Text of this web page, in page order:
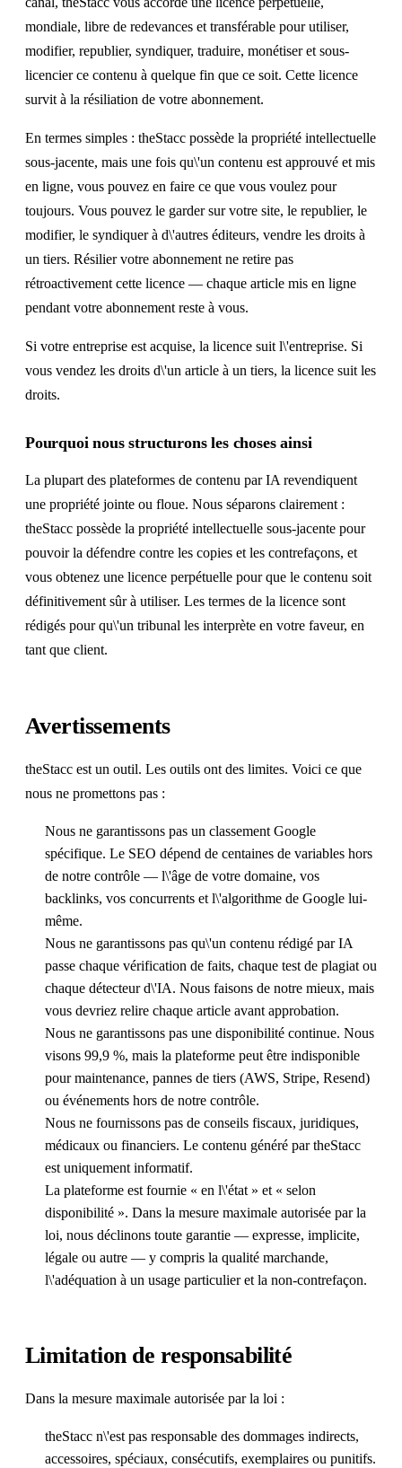
mondiale, libre de redevances et transférable pour utiliser,
modifier, republier, syndiquer, traduire, monétiser et sous-
licencier ce contenu à quelque fin que ce soit. Cette licence
survit à la résiliation de votre abonnement.
En termes simples : theStacc possède la propriété intellectuelle
sous-jacente, mais une fois qu\'un contenu est approuvé et mis
en ligne, vous pouvez en faire ce que vous voulez pour
toujours. Vous pouvez le garder sur votre site, le republier, le
modifier, le syndiquer à d\'autres éditeurs, vendre les droits à
un tiers. Résilier votre abonnement ne retire pas
rétroactivement cette licence — chaque article mis en ligne
pendant votre abonnement reste à vous.
Si votre entreprise est acquise, la licence suit l\'entreprise. Si
vous vendez les droits d\'un article à un tiers, la licence suit les
droits.
Pourquoi nous structurons les choses ainsi
La plupart des plateformes de contenu par IA revendiquent
une propriété jointe ou floue. Nous séparons clairement :
theStacc possède la propriété intellectuelle sous-jacente pour
pouvoir la défendre contre les copies et les contrefaçons, et
vous obtenez une licence perpétuelle pour que le contenu soit
définitivement sûr à utiliser. Les termes de la licence sont
rédigés pour qu\'un tribunal les interprète en votre faveur, en
tant que client.
Avertissements
theStacc est un outil. Les outils ont des limites. Voici ce que
nous ne promettons pas :
Nous ne garantissons pas un classement Google
spécifique. Le SEO dépend de centaines de variables hors
de notre contrôle — l\'âge de votre domaine, vos
backlinks, vos concurrents et l\'algorithme de Google lui-
même.
Nous ne garantissons pas qu\'un contenu rédigé par IA
passe chaque vérification de faits, chaque test de plagiat ou
chaque détecteur d\'IA. Nous faisons de notre mieux, mais
vous devriez relire chaque article avant approbation.
Nous ne garantissons pas une disponibilité continue. Nous
visons 99,9 %, mais la plateforme peut être indisponible
pour maintenance, pannes de tiers (AWS, Stripe, Resend)
ou événements hors de notre contrôle.
Nous ne fournissons pas de conseils fiscaux, juridiques,
médicaux ou financiers. Le contenu généré par theStacc
est uniquement informatif.
La plateforme est fournie « en l\'état » et « selon
disponibilité ». Dans la mesure maximale autorisée par la
loi, nous déclinons toute garantie — expresse, implicite,
légale ou autre — y compris la qualité marchande,
l\'adéquation à un usage particulier et la non-contrefaçon.
Limitation de responsabilité
Dans la mesure maximale autorisée par la loi :
theStacc n\'est pas responsable des dommages indirects,
accessoires, spéciaux, consécutifs, exemplaires ou punitifs.